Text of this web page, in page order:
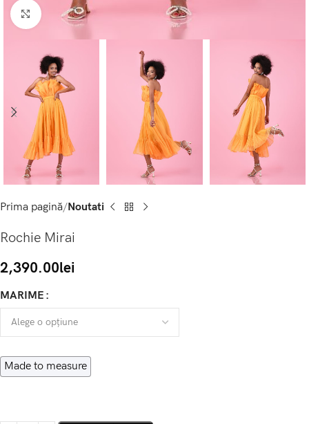
Click to enlarge
Prima pagină Noutati
Rochie Mirai
2,390.00lei
MARIME
Made to measure